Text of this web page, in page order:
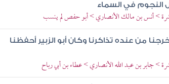
النجوم في السماء
> أنس بن مالك الأنصاري > أبو حفص لم ينسب
من عنده تذاكرنا وكان أبو الزبير أحفظنا
> جابر بن عبد الله الأنصاري > عطاء بن أبي رباح